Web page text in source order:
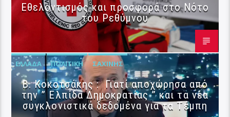
Εθελοντισμός και προσφορά στο Νότο
του Ρεθύμνου
ΕΛΛΆΔΑ ΠΟΛΙΤΙΚΉ ΣΑΧΊΝΗΣ
Β. Κοκοτσάκης : Γιατί αποχώρησα από
την ” Ελπίδα Δημοκρατίας ” και τα νέα
συγκλονιστικά δεδομένα για τα Τέμπη